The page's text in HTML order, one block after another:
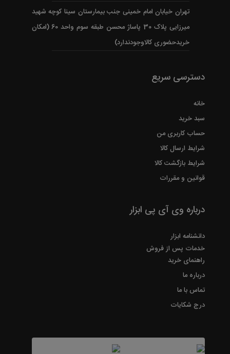
تهران خیابان امام خمینی جنب بیمارستان سینا کوچه شهید
میرزایی پلاک 30 پاساژ محسن طبقه سوم واحد 60 (امکان
خریدحضوری کالاوجودندارد)
دسترسی سریع
خانه
سبد خرید
حساب کاربری من
شرایط ارسال کالا
شرایط بازگشت کالا
قوانین و مقررات
درباره وی آی پی ابزار
دانشنامه ابزار
خدمات پس از فروش
راهنمای خرید
درباره ما
تماس با ما
درج شکایات